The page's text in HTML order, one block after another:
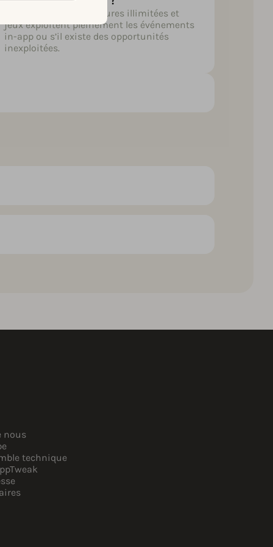
Découvrez si les meilleures illimitées et
jeux exploitent pleinement les événements
in-app ou s’il existe des opportunités
inexploitées.
nous
technique